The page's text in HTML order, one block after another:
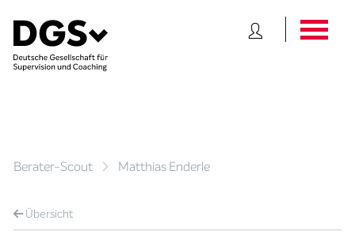
Berater-Scout Matthias Enderle
Übersicht